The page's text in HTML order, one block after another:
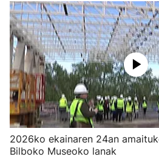
2026ko ekainaren 24an
Bilboko Museoko lanak